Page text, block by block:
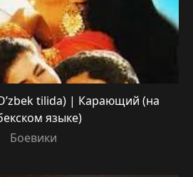
tilida) | Карающий (на
языке)
Боевики